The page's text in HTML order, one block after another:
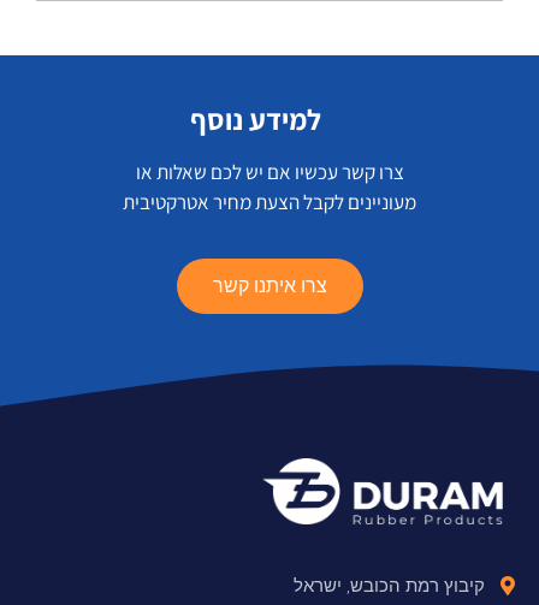
למידע נוסף
צרו קשר עכשיו אם יש לכם שאלות או
מעוניינים לקבל הצעת מחיר אטרקטיבית
צרו איתנו קשר
קיבוץ רמת הכובש, ישראל